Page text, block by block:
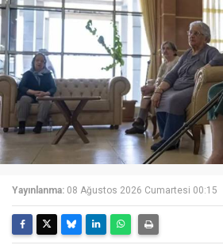
Yayınlanma: 08 Ağustos 2026 Cumartesi 00:15